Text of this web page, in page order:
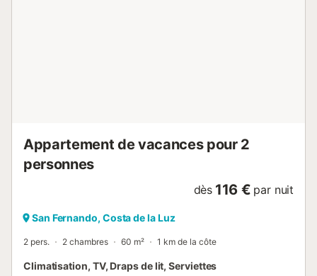
Appartement de vacances pour 2
personnes
dès 116 € par nuit
San Fernando, Costa de la Luz
2 pers. 2 chambres 60 m² 1 km de la côte
Climatisation, TV, Draps de lit, Serviettes